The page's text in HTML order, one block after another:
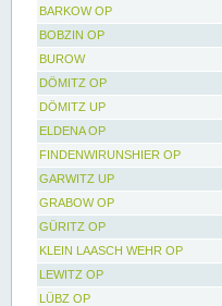
BARKOW OP
BOBZIN OP
BUROW
DÖMITZ OP
DÖMITZ UP
ELDENA OP
FINDENWIRUNSHIER OP
GARWITZ UP
GRABOW OP
GÜRITZ OP
KLEIN LAASCH WEHR OP
LEWITZ OP
LÜBZ OP